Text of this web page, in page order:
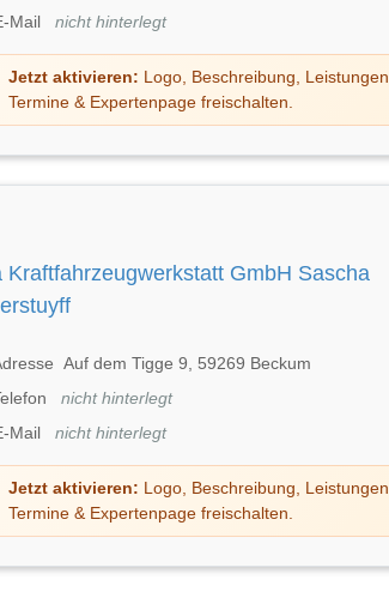
Mail
nicht hinterlegt
Jetzt aktivieren: Logo, Beschreibung, Leistungen,
Termine & Expertenpage freischalten.
Kraftfahrzeugwerkstatt GmbH Sascha
Auf dem Tigge 9, 59269 Beckum
nicht hinterlegt
Mail
nicht hinterlegt
Jetzt aktivieren: Logo, Beschreibung, Leistungen,
Termine & Expertenpage freischalten.